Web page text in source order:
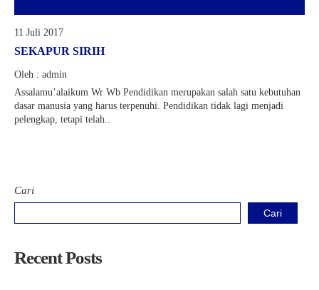
11 Juli 2017
SEKAPUR SIRIH
Oleh : admin
Assalamu’alaikum Wr Wb Pendidikan merupakan salah satu kebutuhan
dasar manusia yang harus terpenuhi. Pendidikan tidak lagi menjadi
pelengkap, tetapi telah..
Cari
Cari
Recent Posts